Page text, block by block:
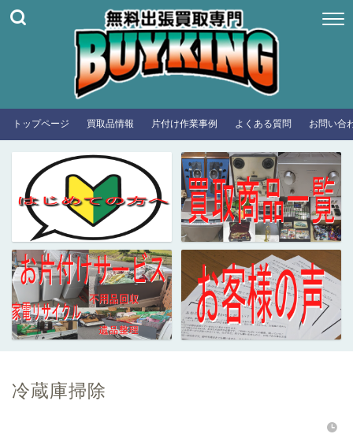
トップページ 買取品情報 片付け作業事例 よくある質問 お問い合
冷蔵庫掃除